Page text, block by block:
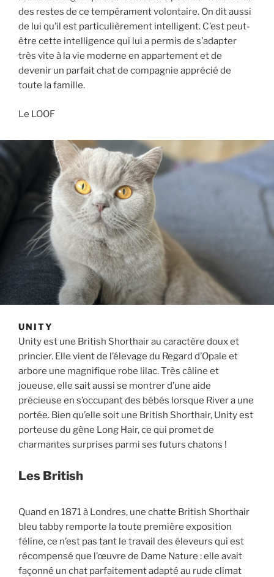
des restes de ce tempérament volontaire. On dit aussi
de lui qu’il est particulièrement intelligent. C’est peut-
être cette intelligence qui lui a permis de s’adapter
très vite à la vie moderne en appartement et de
devenir un parfait chat de compagnie apprécié de
toute la famille.
Le LOOF
UNITY
Unity est une British Shorthair au caractère doux et
princier. Elle vient de l’élevage du Regard d’Opale et
arbore une magnifique robe lilac. Très câline et
joueuse, elle sait aussi se montrer d’une aide
précieuse en s’occupant des bébés lorsque River a une
portée. Bien qu’elle soit une British Shorthair, Unity est
porteuse du gène Long Hair, ce qui promet de
charmantes surprises parmi ses futurs chatons !
Les British
Quand en 1871 à Londres, une chatte British Shorthair
bleu tabby remporte la toute première exposition
féline, ce n’est pas tant le travail des éleveurs qui est
récompensé que l’œuvre de Dame Nature : elle avait
façonné un chat parfaitement adapté au rude climat